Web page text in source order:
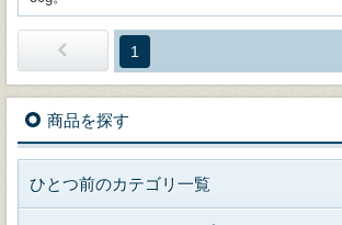
1
商品を探す
ひとつ前のカテゴリ一覧